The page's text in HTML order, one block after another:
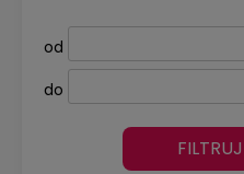
od
do
FILTRUJ